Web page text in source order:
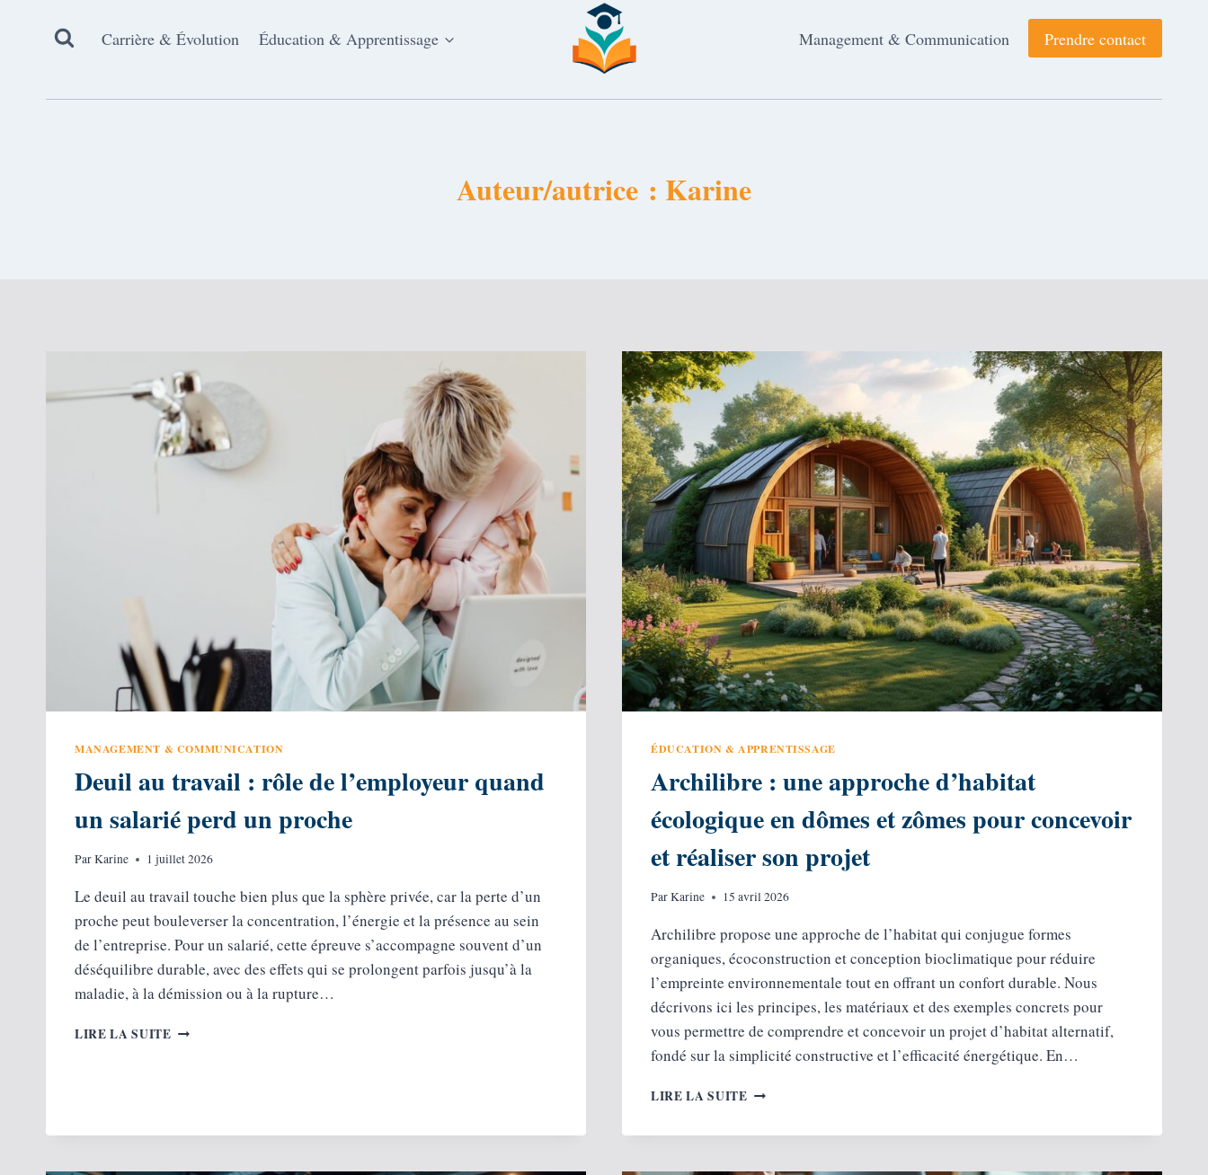
Carrière & Évolution Éducation & Apprentissage Management & Communication Prendre contact
Auteur/autrice : Karine
MANAGEMENT & COMMUNICATION
Deuil au travail : rôle de l’employeur quand
un salarié perd un proche
ParKarine 1 juillet 2026
Le deuil au travail touche bien plus que la sphère privée, car la perte d’un
proche peut bouleverser la concentration, l’énergie et la présence au sein
de l’entreprise. Pour un salarié, cette épreuve s’accompagne souvent d’un
déséquilibre durable, avec des effets qui se prolongent parfois jusqu’à la
maladie, à la démission ou à la rupture…
LIRE LA SUITE DEUIL
ÉDUCATION & APPRENTISSAGE
Archilibre : une approche d’habitat
écologique en dômes et zômes pour concevoir
et réaliser son projet
ParKarine 15 avril 2026
Archilibre propose une approche de l’habitat qui conjugue formes
organiques, écoconstruction et conception bioclimatique pour réduire
l’empreinte environnementale tout en offrant un confort durable. Nous
décrivons ici les principes, les matériaux et des exemples concrets pour
vous permettre de comprendre et concevoir un projet d’habitat alternatif,
fondé sur la simplicité constructive et l’efficacité énergétique. En…
LIRE LA SUITE ARCHILIBRE